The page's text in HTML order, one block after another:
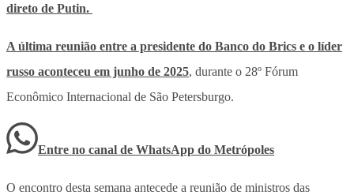
direto de Putin.
A última reunião entre a presidente do Banco do Brics e o líder
russo aconteceu em junho de 2025, durante o 28º Fórum
Econômico Internacional de São Petersburgo.
Entre no canal de WhatsApp do Metrópoles
O encontro desta semana antecede a reunião de ministros das